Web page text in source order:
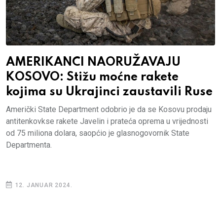
AMERIKANCI NAORUŽAVAJU
KOSOVO: Stižu moćne rakete
kojima su Ukrajinci zaustavili Ruse
Američki State Department odobrio je da se Kosovu prodaju
antitenkovkse rakete Javelin i prateća oprema u vrijednosti
od 75 miliona dolara, saopćio je glasnogovornik State
Departmenta.
12. JANUAR 2024.